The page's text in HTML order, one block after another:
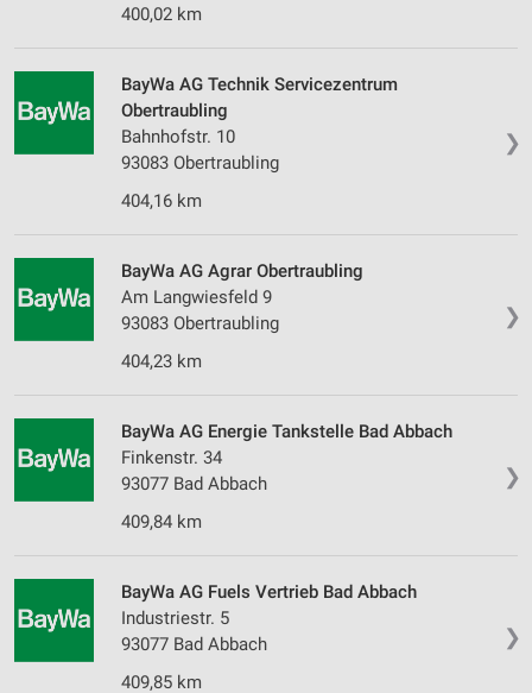
400,02 km
❯
BayWa AG Technik Servicezentrum
Obertraubling
Bahnhofstr. 10
93083 Obertraubling
404,16 km
❯
BayWa AG Agrar Obertraubling
Am Langwiesfeld 9
93083 Obertraubling
404,23 km
❯
BayWa AG Energie Tankstelle Bad Abbach
Finkenstr. 34
93077 Bad Abbach
409,84 km
❯
BayWa AG Fuels Vertrieb Bad Abbach
Industriestr. 5
93077 Bad Abbach
409,85 km